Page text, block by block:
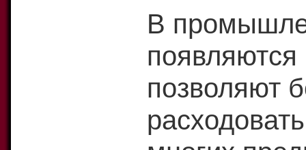
В
появляются
позволяют